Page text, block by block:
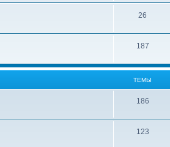
26
187
ТЕМЫ
186
123